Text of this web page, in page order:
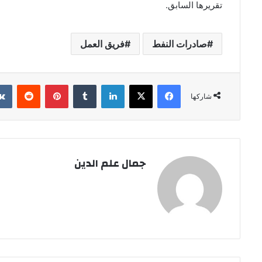
تقريرها السابق.
صادرات النفط فريق العمل
شاركها
فيسبوك ‫X لينكدإن بينتيريست
جمال علم الدين